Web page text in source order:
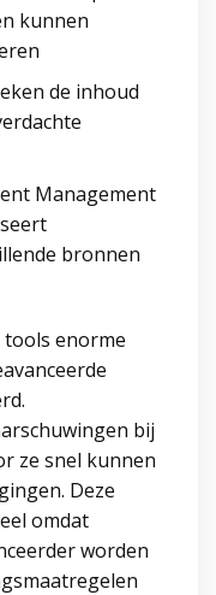
kunnen
de inhoud
Management
bronnen
tools enorme
bij
ze snel kunnen
Deze
omdat
worden